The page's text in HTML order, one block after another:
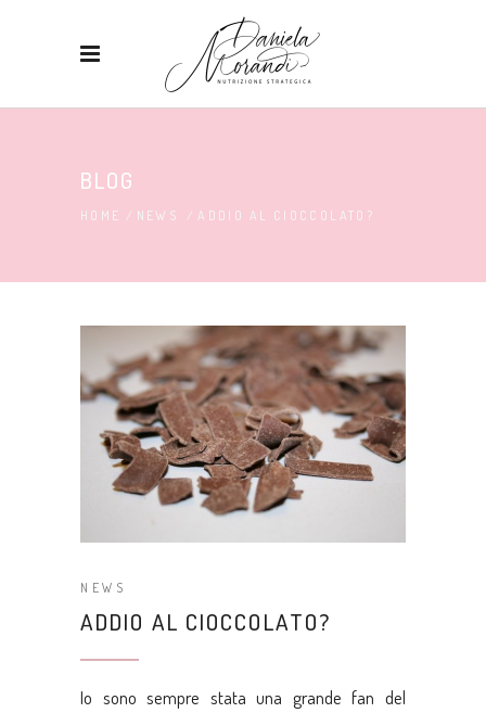
BLOG
HOME / NEWS /ADDIO AL CIOCCOLATO?
NEWS
ADDIO AL CIOCCOLATO?
Io sono sempre stata una grande fan del